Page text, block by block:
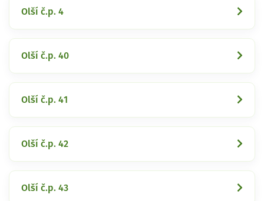
Olší č.p. 4
Olší č.p. 40
Olší č.p. 41
Olší č.p. 42
Olší č.p. 43